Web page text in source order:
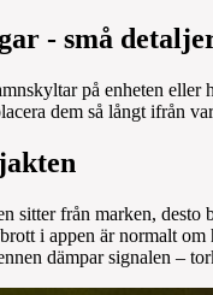
- små
på enheten eller
dem så långt ifrån
sitter från marken, desto
i appen är normalt
dämpar signalen –